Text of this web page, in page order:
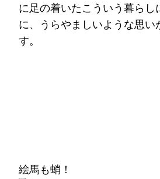
に足の着いたこういう暮らし
に、うらやましいような思い
す。
絵馬も蛸！